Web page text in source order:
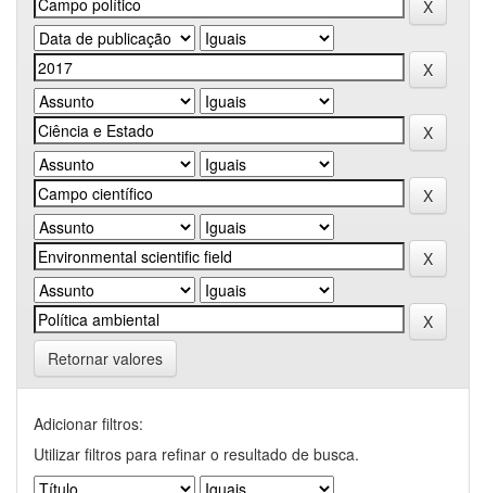
Retornar valores
Adicionar filtros:
Utilizar filtros para refinar o resultado de busca.